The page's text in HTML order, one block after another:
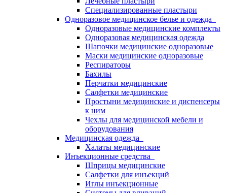
Специализированные пластыри
Одноразовое медицинское белье и одежда
Одноразовые медицинские комплекты
Одноразовая медицинская одежда
Шапочки медицинские одноразовые
Маски медицинские одноразовые
Респираторы
Бахилы
Перчатки медицинские
Салфетки медицинские
Простыни медицинские и диспенсеры
к ним
Чехлы для медицинской мебели и
оборудования
Медицинская одежда
Халаты медицинские
Инъекционные средства
Шприцы медицинские
Салфетки для инъекций
Иглы инъекционные